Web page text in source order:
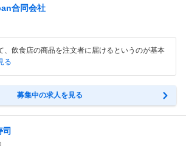
合同会社
、飲食店の商品を注文者に届けるというのが基本
る
募集中の求人を見る